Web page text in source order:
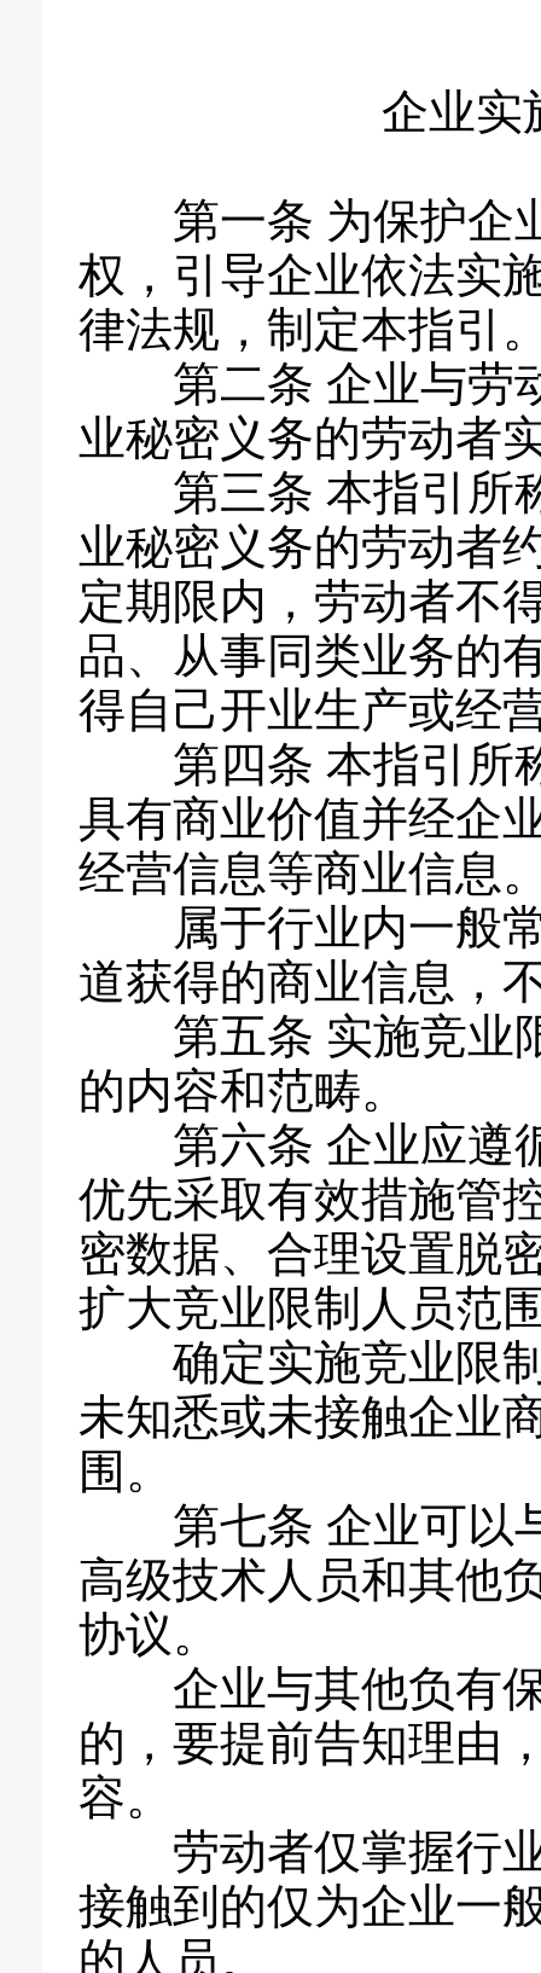
企业实
第一条 为保护企
权，引导企业依法实
律法规，制定本指引
第二条 企业与劳
业秘密义务的劳动者
第三条 本指引所
业秘密义务的劳动者
定期限内，劳动者不
品、从事同类业务的
得自己开业生产或经
第四条 本指引所
具有商业价值并经企
经营信息等商业信息
属于行业内一般
道获得的商业信息，
第五条 实施竞业
的内容和范畴。
第六条 企业应遵
优先采取有效措施管
密数据、合理设置脱
扩大竞业限制人员范
确定实施竞业限
未知悉或未接触企业
围。
第七条 企业可以
高级技术人员和其他
协议。
企业与其他负有
的，要提前告知理由
容。
劳动者仅掌握行
接触到的仅为企业一
的人员。